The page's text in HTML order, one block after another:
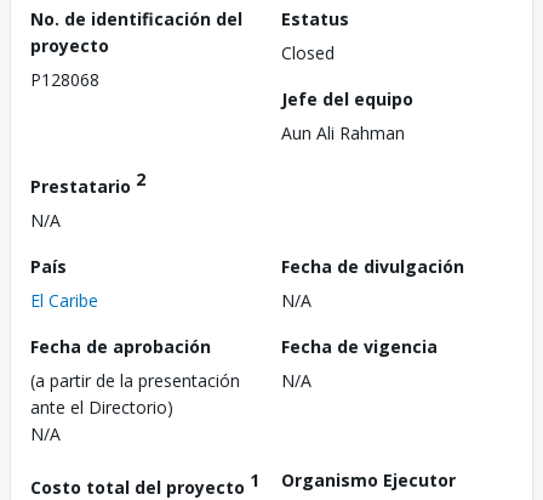
No. de identificación del
proyecto
P128068
Estatus
Closed
Jefe del equipo
Aun Ali Rahman
Prestatario 2
N/A
País
El Caribe
Fecha de divulgación
N/A
Fecha de aprobación
(a partir de la presentación
ante el Directorio)
N/A
Fecha de vigencia
N/A
Costo total del proyecto 1
Organismo Ejecutor